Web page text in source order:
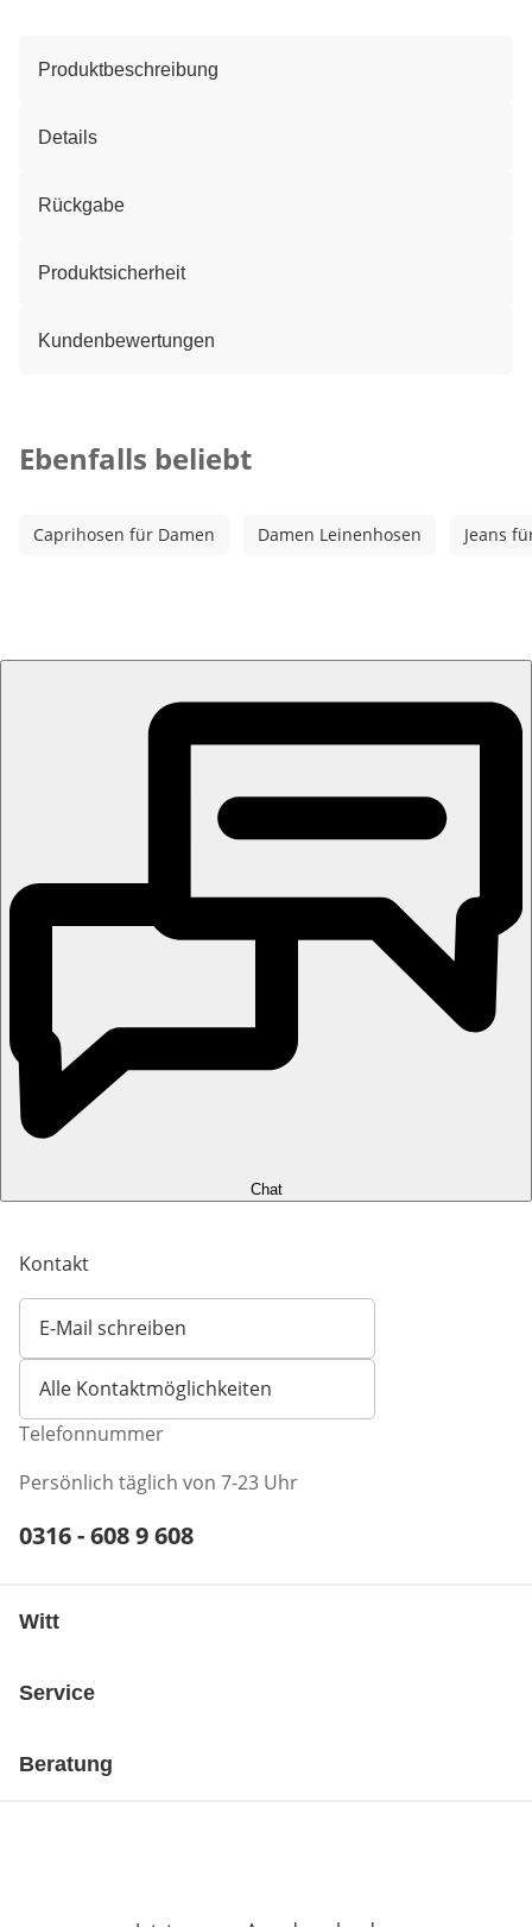
Produktbeschreibung
Details
Rückgabe
Produktsicherheit
Kundenbewertungen
Ebenfalls beliebt
Caprihosen für Damen Damen Leinenhosen Jeans
Chat
Kontakt
E-Mail schreiben
Öffnet E-Mail-Client
Alle Kontaktmöglichkeiten
Telefonnummer
Persönlich täglich von 7-23 Uhr
Telefonnummer:
0316 - 608 9 608
Witt
Service
Beratung